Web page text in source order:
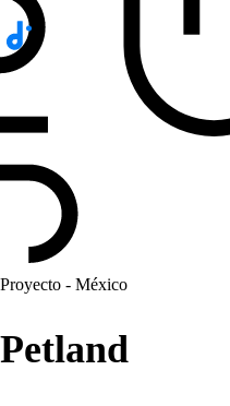
Proyecto - México
Petland